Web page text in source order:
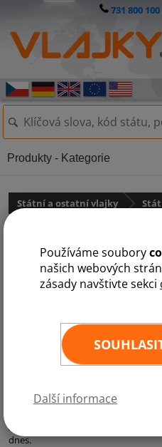
Používáme soubory
našich webových
zásady navštivte sekci
Další informace
731 800 100
Státní a ostatní vlajky
Albánie - černého dvouhlavého orla.
dnes.
Produkty - Kategorie